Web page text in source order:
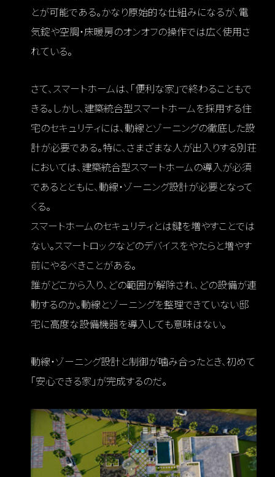
とが可能である。かなり原始的な仕組みになるが、電
気錠や空調・床暖房のオンオフの操作では広く使用さ
れている。
さて、スマートホームは、「便利な家」で終わることもで
きる。しかし、建築統合型スマートホームを採用する住
宅のセキュリティには、動線とゾーニングの徹底した設
計が必要である。特に、さまざまな人が出入りする別荘
においては、建築統合型スマートホームの導入が必須
であるとともに、動線・ゾーニング設計が必要となって
くる。
スマートホームのセキュリティとは鍵を増やすことでは
ない。スマートロックなどのデバイスをやたらと増やす
前にやるべきことがある。
誰がどこから入り、どの範囲が解除され、どの設備が連
動するのか。動線とゾーニングを整理できていない邸
宅に高度な設備機器を導入しても意味はない。
動線・ゾーニング設計と制御が噛み合ったとき、初めて
「安心できる家」が完成するのだ。